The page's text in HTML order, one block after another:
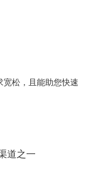
道之一